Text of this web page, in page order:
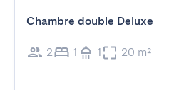
Chambre double Deluxe
2 1 1 20 m²